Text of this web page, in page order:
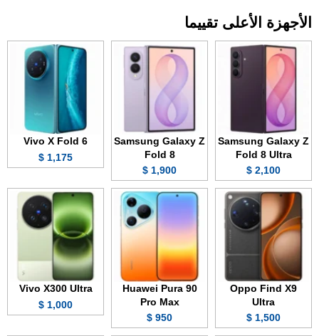
الأجهزة الأعلى تقييما
Samsung Galaxy Z
Fold 8 Ultra
2,100 $
Samsung Galaxy Z
Fold 8
1,900 $
Vivo X Fold 6
1,175 $
Oppo Find X9
Ultra
1,500 $
Huawei Pura 90
Pro Max
950 $
Vivo X300 Ultra
1,000 $